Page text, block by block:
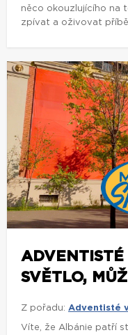
něco okouzlujícího na
zpívat a oživovat
SVĚTLO,
Z pořadu: Adventisté
Víte, že Albánie patří